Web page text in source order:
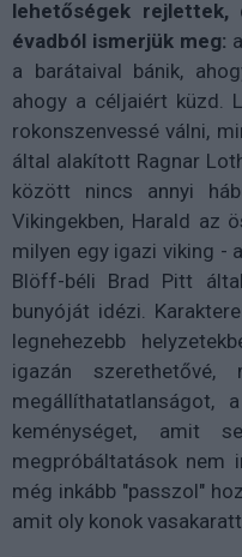
lehetőségek
évadból ismerjük meg:
a barátaival bánik,
ahogy a céljaiért küzd.
rokonszenvessé válni,
által alakított Ragnar
között nincs annyi
Vikingekben, Harald az
milyen egy igazi viking -
Blöff-béli Brad Pitt
bunyóját idézi.
legnehezebb
igazán szerethetővé,
keménységet,
megpróbáltatások nem
még inkább "passzol"
amit oly konok